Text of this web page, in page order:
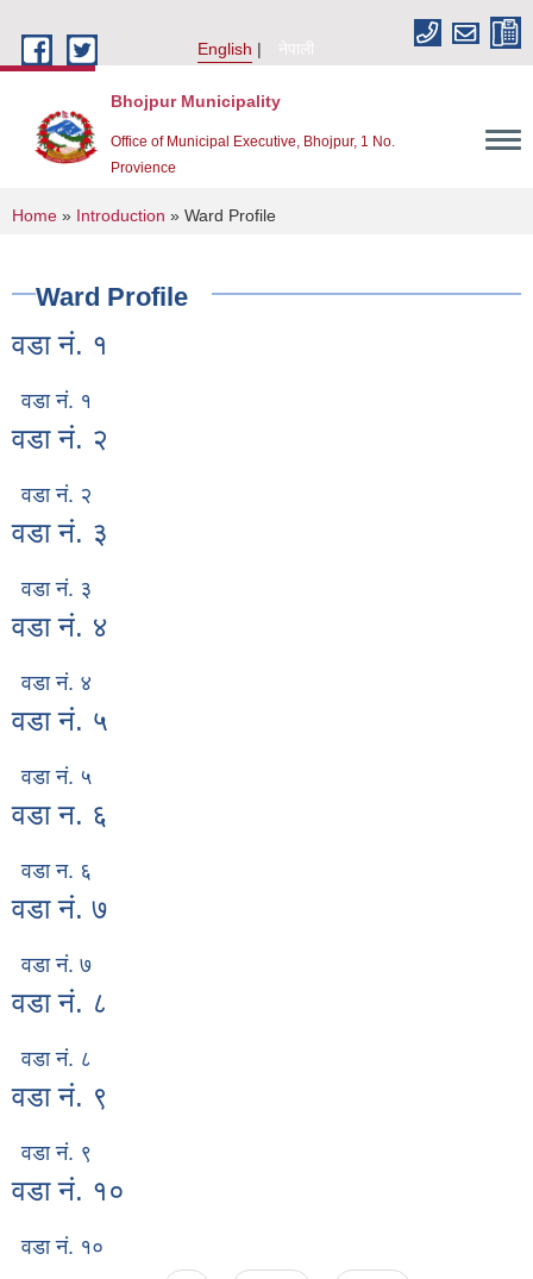
English
नेपाली
Bhojpur Municipality
Office of Municipal Executive, Bhojpur, 1 No.
Provience
You are here
Home » Introduction » Ward Profile
Ward Profile
वडा नं. १
वडा नं. १
वडा नं. २
वडा नं. २
वडा नं. ३
वडा नं. ३
वडा नं. ४
वडा नं. ४
वडा नं. ५
वडा नं. ५
वडा न. ६
वडा न. ६
वडा नं. ७
वडा नं. ७
वडा नं. ८
वडा नं. ८
वडा नं. ९
वडा नं. ९
वडा नं. १०
वडा नं. १०